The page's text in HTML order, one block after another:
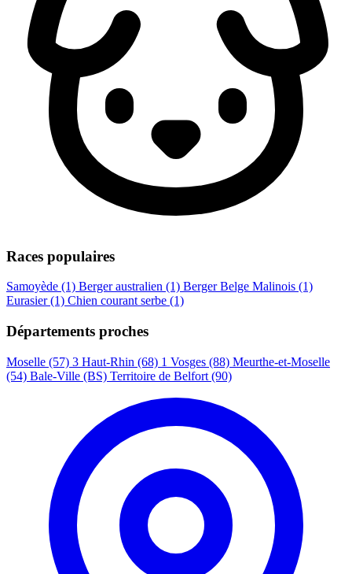
Races populaires
Samoyède (1) Berger australien (1) Berger Belge Malinois (1)
Eurasier (1) Chien courant serbe (1)
Départements proches
Moselle (57) 3 Haut-Rhin (68) 1 Vosges (88) Meurthe-et-Moselle
(54) Bale-Ville (BS) Territoire de Belfort (90)